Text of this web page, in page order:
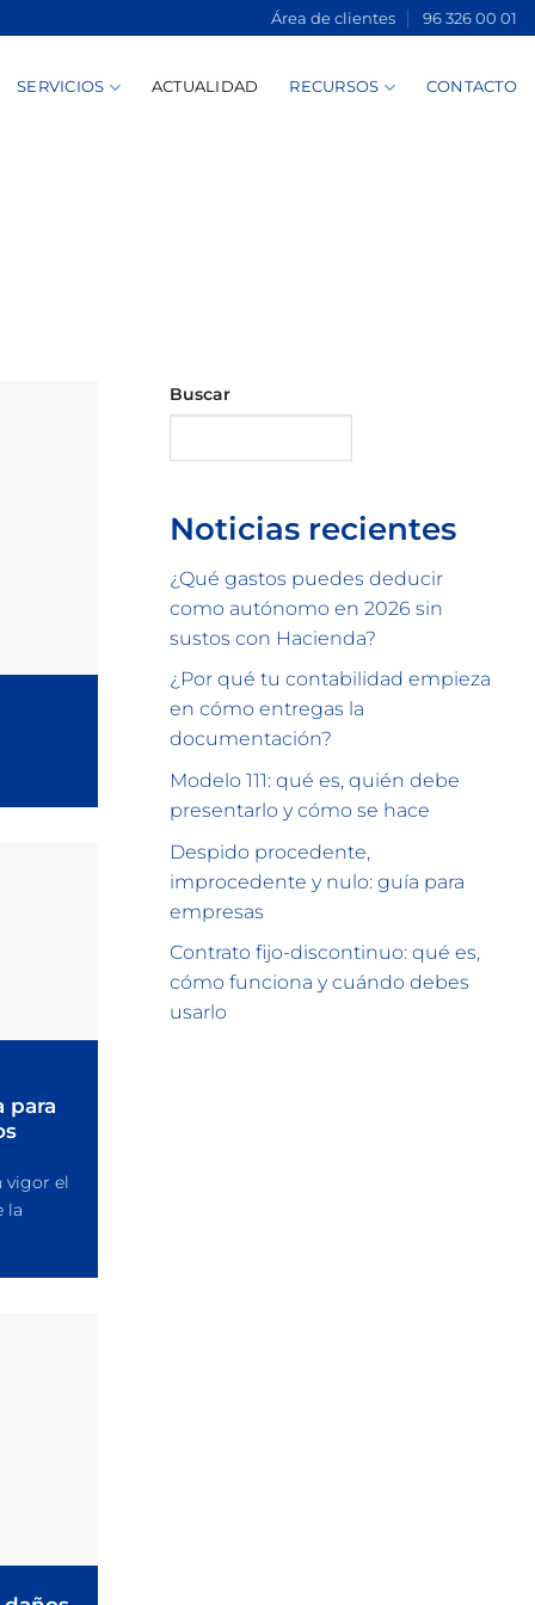
Área de clientes 96 326 00 01
SERVICIOS ACTUALIDAD RECURSOS CONTACTO
para
vigor el
la
Buscar
Noticias recientes
¿Qué gastos puedes deducir
como autónomo en 2026 sin
sustos con Hacienda?
¿Por qué tu contabilidad empieza
en cómo entregas la
documentación?
Modelo 111: qué es, quién debe
presentarlo y cómo se hace
Despido procedente,
improcedente y nulo: guía para
empresas
Contrato fijo-discontinuo: qué es,
cómo funciona y cuándo debes
usarlo